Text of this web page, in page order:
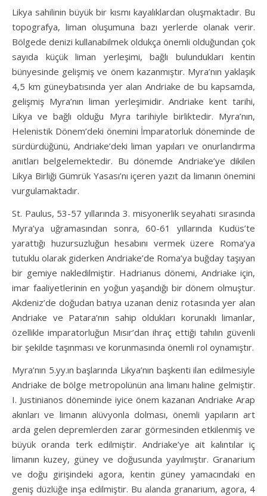
Likya sahilinin büyük bir kısmı kayalıklardan oluşmaktadır. Bu
topografya, liman oluşumuna bazı yerlerde olanak verir.
Bölgede denizi kullanabilmek oldukça önemli olduğundan çok
sayıda küçük liman yerleşimi, bağlı bulundukları kentin
bünyesinde gelişmiş ve önem kazanmıştır. Myra’nın yaklaşık
4,5 km güneybatısında yer alan Andriake de bu kapsamda,
gelişmiş Myra’nın liman yerleşimidir. Andriake kent tarihi,
Likya ve bağlı olduğu Myra tarihiyle birliktedir. Myra’nın,
Helenistik Dönem’deki önemini İmparatorluk döneminde de
sürdürdüğünü, Andriake’deki liman yapıları ve onurlandırma
anıtları belgelemektedir. Bu dönemde Andriake’ye dikilen
Likya Birliği Gümrük Yasası’nı içeren yazıt da limanın önemini
vurgulamaktadır.
St. Paulus, 53-57 yıllarında 3. misyonerlik seyahati sırasında
Myra’ya uğramasından sonra, 60-61 yıllarında Kudüs’te
yarattığı huzursuzluğun hesabını vermek üzere Roma’ya
tutuklu olarak giderken Andriake’de Roma’ya buğday taşıyan
bir gemiye nakledilmiştir. Hadrianus dönemi, Andriake için,
imar faaliyetlerinin en yoğun yaşandığı bir dönem olmuştur.
Akdeniz’de doğudan batıya uzanan deniz rotasında yer alan
Andriake ve Patara’nın sahip oldukları korunaklı limanlar,
özellikle imparatorluğun Mısır’dan ihraç ettiği tahılın güvenli
bir şekilde taşınması ve korunmasında önemli rol oynamıştır.
Myra’nın 5.yy.ın başlarında Likya’nın başkenti ilan edilmesiyle
Andriake de bölge metropolünün ana limanı haline gelmiştir.
I. Justinianos döneminde iyice önem kazanan Andriake Arap
akınları ve limanın alüvyonla dolması, önemli yapıların art
arda gelen depremlerden zarar görmesinden etkilenmiş ve
büyük oranda terk edilmiştir. Andriake’ye ait kalıntılar iç
limanın kuzey, güney ve doğusunda yayılmıştır. Granarium
ve doğu girişindeki agora, kentin güney yamacındaki en
geniş düzlüğe inşa edilmiştir. Bu alanda granarium, agora, 4